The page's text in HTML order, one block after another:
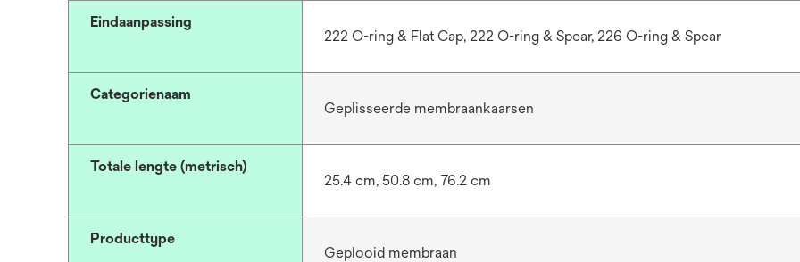
Eindaanpassing
222 O-ring & Flat Cap, 222 O-ring & Spear, 226 O-ring & Spear
Categorienaam
Geplisseerde membraankaarsen
Totale lengte (metrisch)
25.4 cm, 50.8 cm, 76.2 cm
Producttype
Geplooid membraan